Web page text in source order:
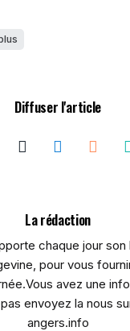
Diffuser l'article
La rédaction
chaque jour son
pour vous
avez une
envoyez la nous
angers.info